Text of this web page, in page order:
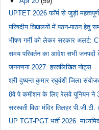
UPTET 2026 फॉर्म से जुड़ी
परिषदीय विद्यालयों में पठन-पाठन हेतु
भीषण गर्मी को लेकर सरकार अलर्ट:
समय परिवर्तन का आदेश सभी जनपदों
जनगणना 2027: हस्तलिखित नोट्स
श्री दुष्यन्त कुमार रघुवंशी जिला
8वे पे कमीशन के लिए रेलवे यूनियन ने
सरस्वती विद्या मंदिर तिलहर पी.जी.टी.
UP TGT-PGT भर्ती 2026: